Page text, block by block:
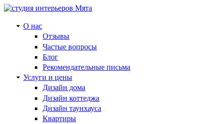
О нас
Отзывы
Частые вопросы
Блог
Рекомендательные письма
Услуги и цены
Дизайн дома
Дизайн коттеджа
Дизайн таунхауса
Квартиры